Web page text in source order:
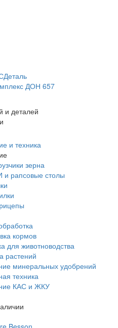
ДОН 657
и деталей
и техника
зерна
рапсовые столы
кормов
для животноводства
растений
минеральных удобрений
техника
КАС и ЖКУ